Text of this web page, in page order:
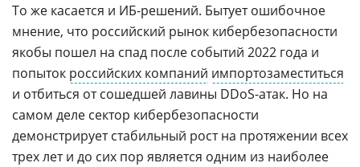
То же касается и ИБ-решений. Бытует ошибочное
мнение, что российский рынок кибербезопасности
якобы пошел на спад после событий 2022 года и
попыток российских компаний импортозаместиться
и отбиться от сошедшей лавины DDoS-атак. Но на
самом деле сектор кибербезопасности
демонстрирует стабильный рост на протяжении всех
трех лет и до сих пор является одним из наиболее